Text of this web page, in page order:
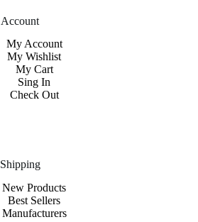
Account
My Account
My Wishlist
My Cart
Sing In
Check Out
Shipping
New Products
Best Sellers
Manufacturers